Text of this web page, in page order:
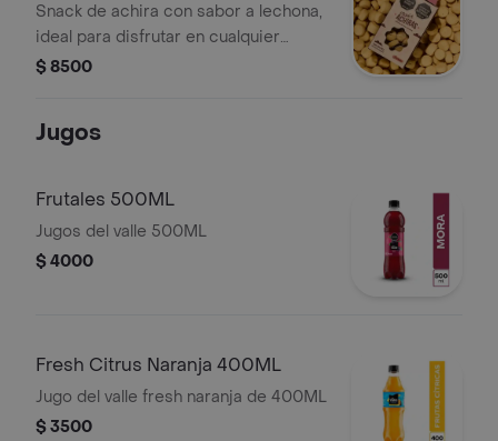
Snack de achira con sabor a lechona,
ideal para disfrutar en cualquier
momento.
$ 8500
Jugos
Frutales 500ML
Jugos del valle 500ML
$ 4000
Fresh Citrus Naranja 400ML
Jugo del valle fresh naranja de 400ML
$ 3500